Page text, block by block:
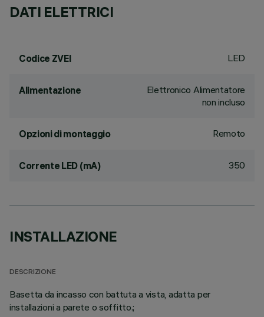
DATI ELETTRICI
Codice ZVEI LED
Alimentazione
Elettronico Alimentatore
non incluso
Opzioni di montaggio Remoto
Corrente LED (mA) 350
INSTALLAZIONE
DESCRIZIONE
Basetta da incasso con battuta a vista, adatta per
installazioni a parete o soffitto.;